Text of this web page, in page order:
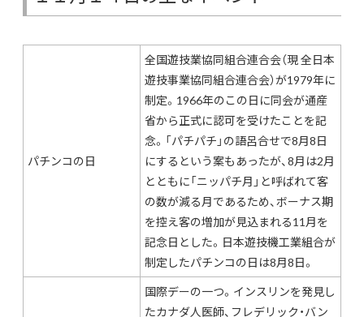
パチンコの日
全国遊技業協同組合連合会（現 全日本
遊技事業協同組合連合会）が1979年に
制定。1966年のこの日に同会が通産
省から正式に認可を受けたことを記
念。「パチパチ」の語呂合せで8月8日
にするという案もあったが、8月は2月
とともに「ニッパチ月」と呼ばれて客
の数が減る月であるため、ボーナス期
を控え客の増加が見込まれる11月を
記念日とした。日本遊技機工業組合が
制定したパチンコの日は8月8日。
国際デーの一つ。インスリンを発見し
たカナダ人医師、フレデリック・バン